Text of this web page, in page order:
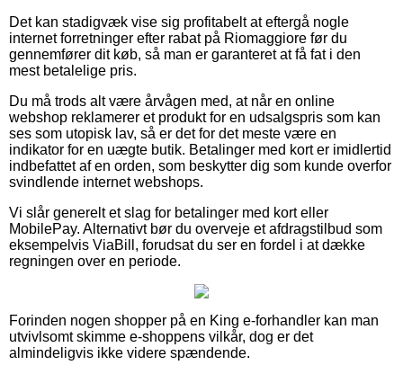
Det kan stadigvæk vise sig profitabelt at eftergå nogle
internet forretninger efter rabat på Riomaggiore før du
gennemfører dit køb, så man er garanteret at få fat i den
mest betalelige pris.
Du må trods alt være årvågen med, at når en online
webshop reklamerer et produkt for en udsalgspris som kan
ses som utopisk lav, så er det for det meste være en
indikator for en uægte butik. Betalinger med kort er imidlertid
indbefattet af en orden, som beskytter dig som kunde overfor
svindlende internet webshops.
Vi slår generelt et slag for betalinger med kort eller
MobilePay. Alternativt bør du overveje et afdragstilbud som
eksempelvis ViaBill, forudsat du ser en fordel i at dække
regningen over en periode.
Forinden nogen shopper på en King e-forhandler kan man
utvivlsomt skimme e-shoppens vilkår, dog er det
almindeligvis ikke videre spændende.